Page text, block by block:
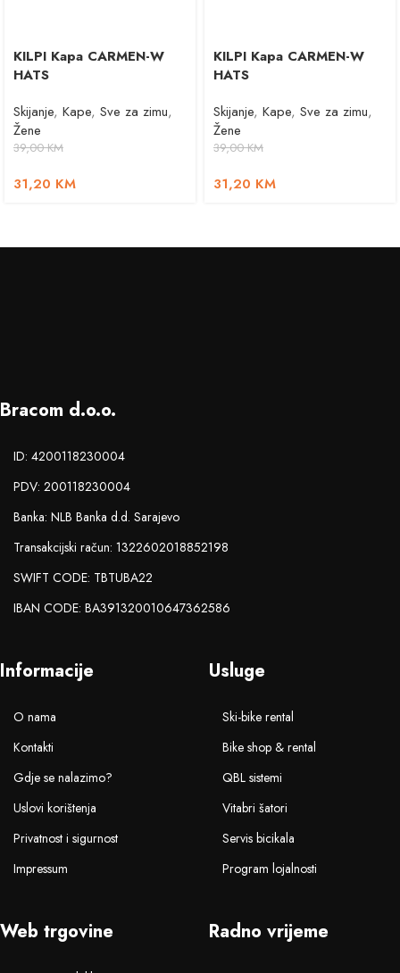
KILPI Kapa CARMEN-W
HATS
Skijanje, Kape, Sve za zimu,
Žene
39,00KM
31,20 KM
KILPI Kapa CARMEN-W
HATS
Skijanje, Kape, Sve za zimu,
Žene
39,00KM
31,20 KM
Bracom d.o.o.
ID: 4200118230004
PDV: 200118230004
Banka: NLB Banka d.d. Sarajevo
Transakcijski račun: 1322602018852198
SWIFT CODE: TBTUBA22
IBAN CODE: BA391320010647362586
Informacije
O nama
Kontakti
Gdje se nalazimo?
Uslovi korištenja
Privatnost i sigurnost
Impressum
Usluge
Ski-bike rental
Bike shop & rental
QBL sistemi
Vitabri šatori
Servis bicikala
Program lojalnosti
Web trgovine Radno vrijeme